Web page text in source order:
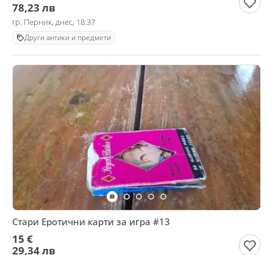
78,23 лв
гр. Перник, днес, 18:37
Други антики и предмети
Стари Еротични карти за игра #13
15 €
29,34 лв